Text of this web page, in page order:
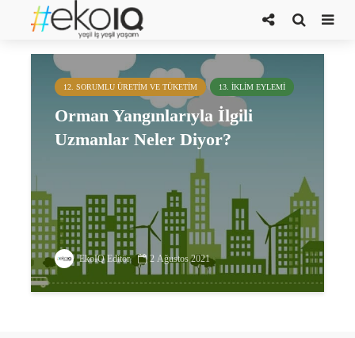
Türkiye’de orman yangınları
12. SORUMLU ÜRETIM VE TÜKETIM 13. İKLIM EYLEMI
Orman Yangınlarıyla İlgili
Uzmanlar Neler Diyor?
EkoIQ Editör 2 Ağustos 2021